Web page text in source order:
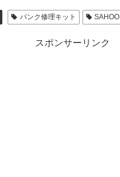
パンク修理キット SAHOO
スポンサーリンク